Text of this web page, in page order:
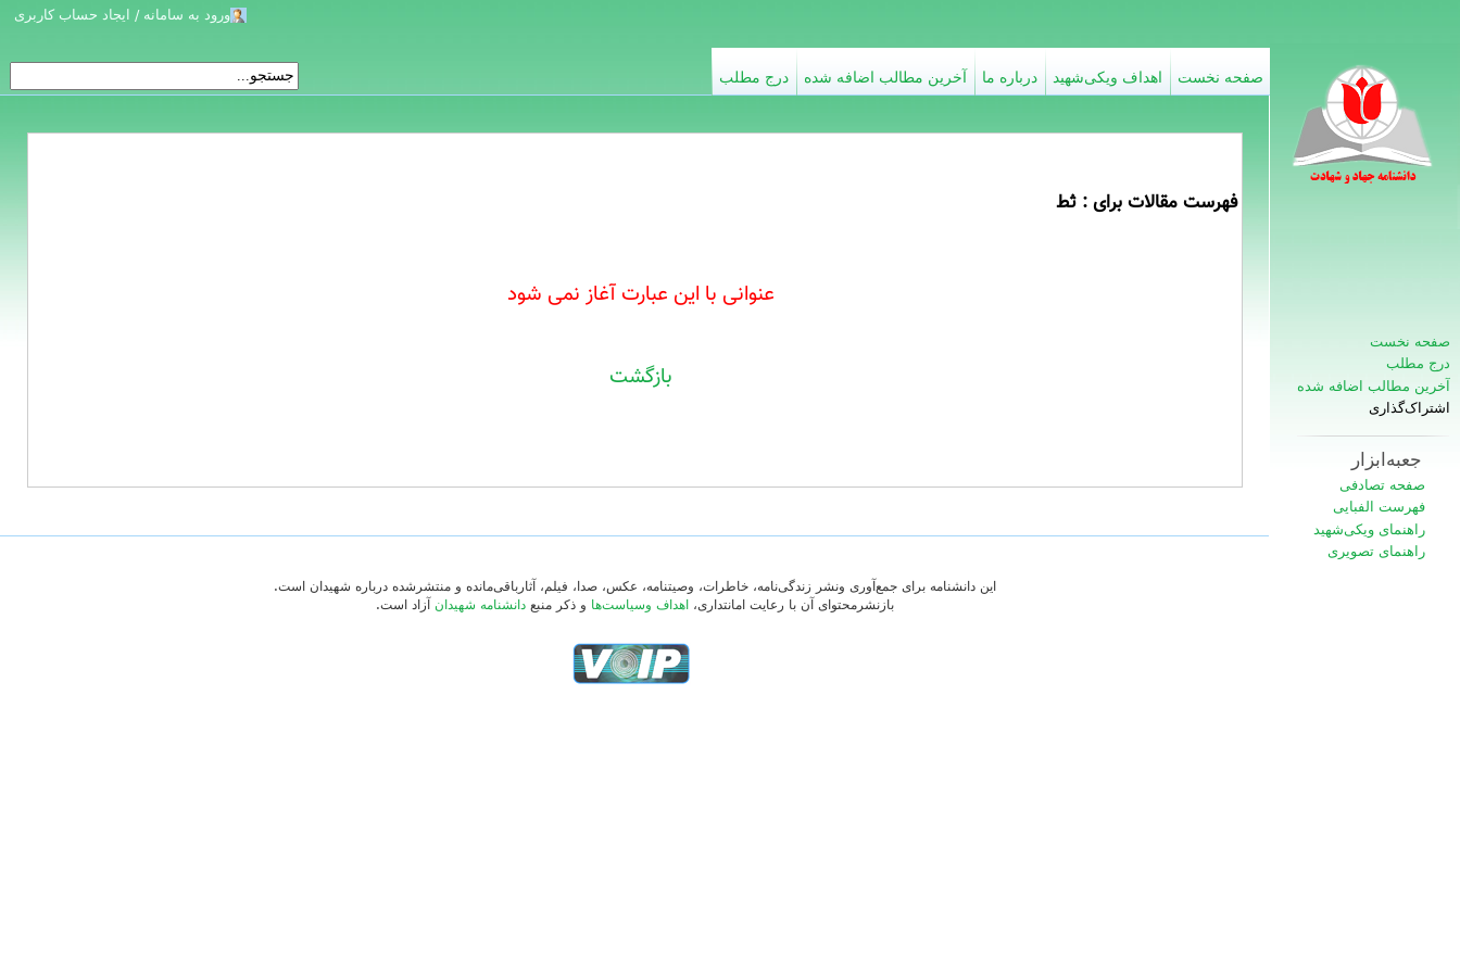
فهرست مقالات برای : ثط
عنوانی با این عبارت آغاز نمی شود
بازگشت
ورود به سامانه / ایجاد حساب کاربری
درج مطلب آخرین مطالب اضافه شده درباره ما اهداف ویکی‌شهید صفحه نخست
صفحه نخست
درج مطلب
آخرین مطالب اضافه شده
اشتراک‌گذاری
جعبه‌ابزار
صفحه تصادفی
فهرست الفبایی
راهنمای ویکی‌شهید
راهنمای تصویری
این دانشنامه برای جمع‌آوری ونشر زندگی‌نامه، خاطرات، وصیتنامه، عکس، صدا، فیلم، آثارباقی‌مانده و منتشرشده درباره شهیدان است.
بازنشرمحتوای آن با رعایت امانتداری، اهداف وسیاست‌ها و ذکر منبعدانشنامه شهیدان آزاد است.